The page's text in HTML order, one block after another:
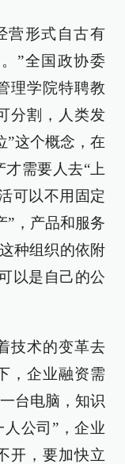
营形式自古有
”全国政协委
理学院特聘教
分割，人类发
”这个概念，在
需要人去“上
可以不用固定
”，产品和服务
种组织的依附
以是自己的公
技术的变革去
，企业融资需
台电脑，知识
人公司”，企业
开，要加快立